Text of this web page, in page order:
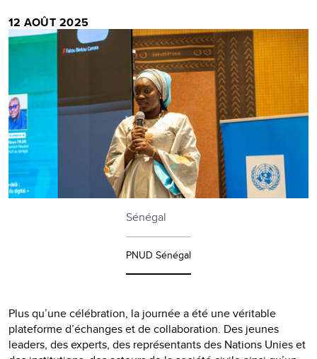
12 AOÛT 2025
Sénégal
PNUD Sénégal
Plus qu’une célébration, la journée a été une véritable
plateforme d’échanges et de collaboration. Des jeunes
leaders, des experts, des représentants des Nations Unies et